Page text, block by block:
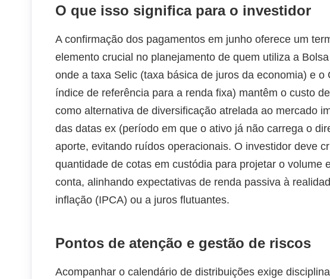
O que isso significa para o investidor
A confirmação dos pagamentos em junho oferece um
elemento crucial no planejamento de quem utiliza a
onde a taxa Selic (taxa básica de juros da economia) e
índice de referência para a renda fixa) mantêm o custo
como alternativa de diversificação atrelada ao mercado
das datas ex (período em que o ativo já não carrega o
aporte, evitando ruídos operacionais. O investidor deve
quantidade de cotas em custódia para projetar o volume
conta, alinhando expectativas de renda passiva à
inflação (IPCA) ou a juros flutuantes.
Pontos de atenção e gestão de riscos
Acompanhar o calendário de distribuições exige